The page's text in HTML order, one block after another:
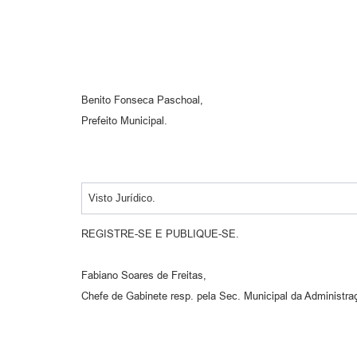
Benito Fonseca Paschoal,
Prefeito Municipal.
Visto Jurídico.
REGISTRE-SE E PUBLIQUE-SE.
Fabiano Soares de Freitas,
Chefe de Gabinete resp. pela Sec. Municipal da